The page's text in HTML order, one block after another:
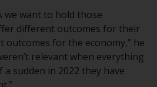
über solche
zu informieren
beachten. Auf dieser
Produkte oder
sind nur für den
we want to hold those
different outcomes for their
outcomes for the economy,” he
relevant when everything
sudden in 2022 they have